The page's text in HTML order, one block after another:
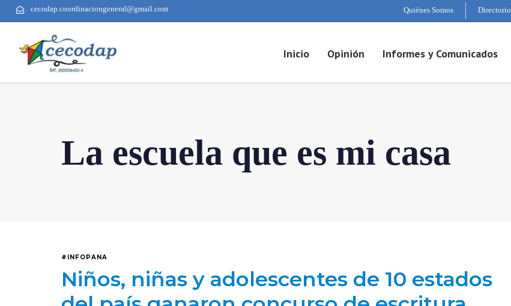
cecodap.coordinaciongeneral@gmail.com Quiénes Somos Directorio
Inicio Opinión Informes y Comunicados
La escuela que es mi casa
#INFOPANA
Niños, niñas y adolescentes de 10 estados